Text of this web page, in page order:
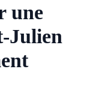
une
Julien